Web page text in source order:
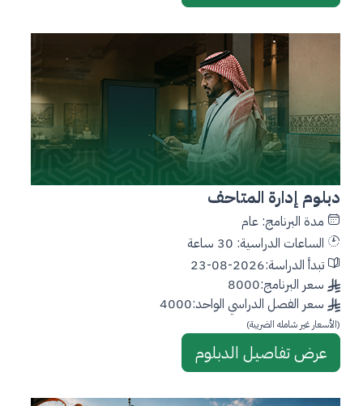
دبلوم إدارة المتاحف
مدة البرنامج: عام
الساعات الدراسية: 30 ساعة
تبدأ الدراسة:2026-08-23
سعر البرنامج:8000
سعر الفصل الدراسي الواحد:4000
(الأسعار غير شامله الضريبة)
عرض تفاصيل الدبلوم